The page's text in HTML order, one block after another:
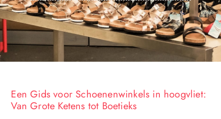
Een Gids voor Schoenenwinkels in hoogvliet:
Van Grote Ketens tot Boetieks